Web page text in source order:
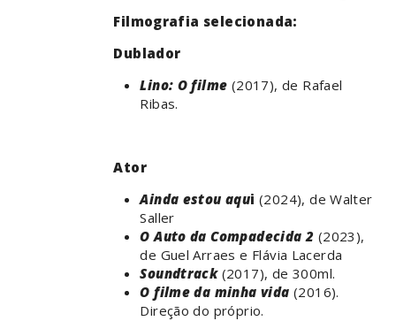
Filmografia selecionada:
Dublador
Lino: O filme (2017), de Rafael
Ribas.
Ator
Ainda estou aqui (2024), de Walter
Saller
O Auto da Compadecida 2 (2023),
de Guel Arraes e Flávia Lacerda
Soundtrack (2017), de 300ml.
O filme da minha vida (2016).
Direção do próprio.